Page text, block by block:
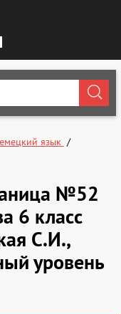
язык
№52
6 класс
С.И.,
уровень